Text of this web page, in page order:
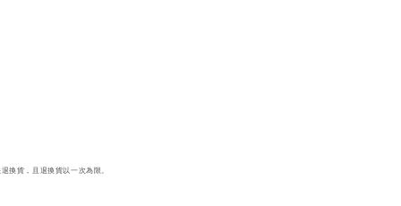
換貨，且退換貨以一次為限。